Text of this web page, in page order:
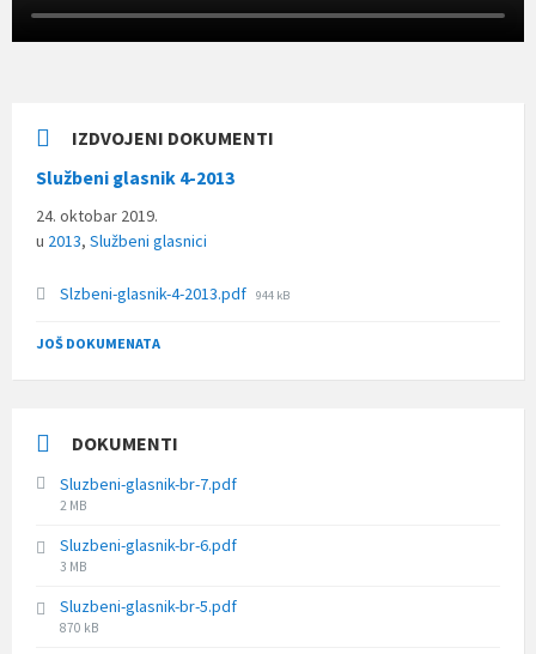
IZDVOJENI DOKUMENTI
Službeni glasnik 4-2013
24. oktobar 2019.
u 2013, Službeni glasnici
Slzbeni-glasnik-4-2013.pdf File
944 kB
JOŠ DOKUMENATA
DOKUMENTI
Sluzbeni-glasnik-br-7.pdf
File
2 MB
Sluzbeni-glasnik-br-6.pdf
File
3 MB
Sluzbeni-glasnik-br-5.pdf
File
870 kB